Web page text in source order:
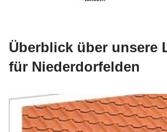
Überblick über unsere
für Niederdorfelden